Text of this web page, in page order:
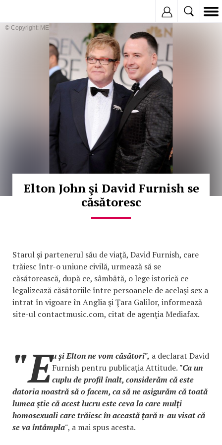
© Copyright: MEDIAFAX
Elton John şi David Furnish se
căsătoresc
Starul şi partenerul său de viaţă, David Furnish, care
trăiesc într-o uniune civilă, urmează să se
căsătorească, după ce, sâmbătă, o lege istorică ce
legalizează căsătoriile între persoanele de acelaşi sex a
intrat în vigoare în Anglia şi Ţara Galilor, informează
site-ul contactmusic.com, citat de agenția Mediafax.
"Eu şi Elton ne vom căsători", a declarat David
Furnish pentru publicaţia Attitude. "Ca un
cuplu de profil înalt, considerăm că este
datoria noastră să o facem, ca să ne asigurăm că toată
lumea ştie că acest lucru este ceva la care mulţi
homosexuali care trăiesc în această ţară n-au visat că
se va întâmpla", a mai spus acesta.